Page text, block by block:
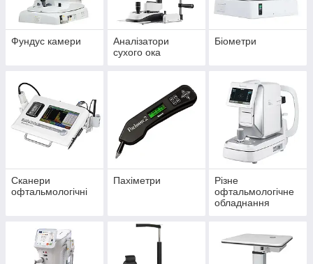
Фундус камери
Аналізатори
сухого ока
Біометри
Сканери
офтальмологічні
Пахіметри
Різне
офтальмологічне
обладнання